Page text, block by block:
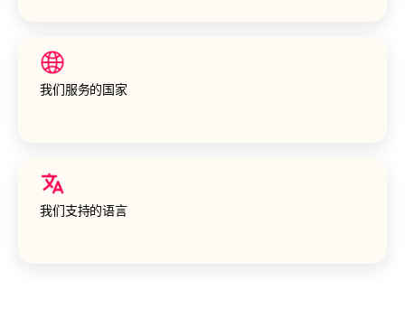
我们服务的国家
我们支持的语言